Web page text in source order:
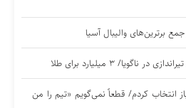
برترین‌های والیبال آسیا
ناگویا/ ۳ میلیارد برای طلا
انتخاب کردم/ قطعاً نمی‌گویم «تیم را من